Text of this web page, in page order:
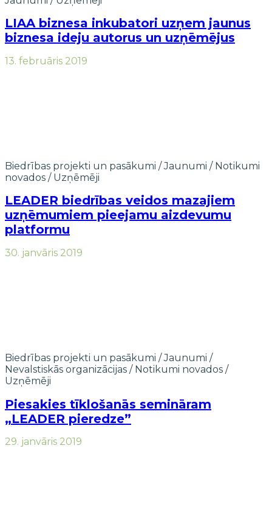
LIAA biznesa inkubatori uzņem jaunus
biznesa ideju autorus un uzņēmējus
13. februāris 2019
Biedrības projekti un pasākumi /Jaunumi / Notikumi
novados / Uzņēmēji
LEADER biedrības veidos mazajiem
uzņēmumiem pieejamu aizdevumu
platformu
30. janvāris 2019
Biedrības projekti un pasākumi /Jaunumi /
Nevalstiskās organizācijas / Notikumi novados /
Uzņēmēji
Piesakies tīklošanās semināram
„LEADER pieredze”
29. janvāris 2019